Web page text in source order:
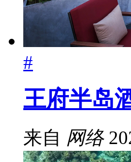
#
王府半岛
来自 网络